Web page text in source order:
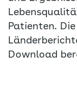
Patienten.
Download